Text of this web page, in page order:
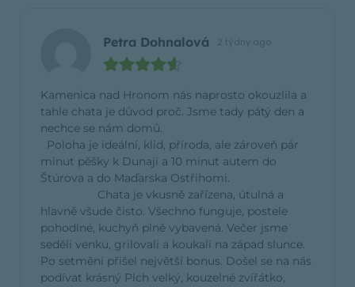
Petra Dohnalová 2 týdny ago
Kamenica nad Hronom nás naprosto okouzlila a
tahle chata je důvod proč. Jsme tady pátý den a
nechce se nám domů.
Poloha je ideální, klid, příroda, ale zároveň pár
minut pěšky k Dunaji a 10 minut autem do
Štúrova a do Maďarska Ostřihomi.
Chata je vkusně zařízena, útulná a
hlavně všude čisto. Všechno funguje, postele
pohodlné, kuchyň plně vybavená. Večer jsme
seděli venku, grilovali a koukali na západ slunce.
Po setmění přišel největší bonus. Došel se na nás
podívat krásný Plch velký, kouzelné zvířátko,